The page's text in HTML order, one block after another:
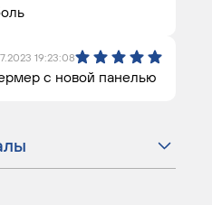
19:23:08
с новой панелью